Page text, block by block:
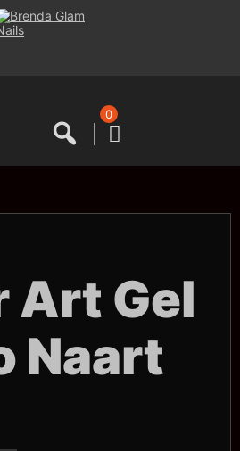
0
Art Gel
Naart